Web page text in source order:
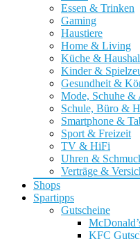
Essen & Trinken
Gaming
Haustiere
Home & Living
Küche &
Kinder &
Gesundheit &
Mode, Schuhe &
Schule, Büro &
Smartphone &
Sport & Freizeit
TV & HiFi
Uhren &
Verträge &
Shops
Spartipps
Gutscheine
KFC